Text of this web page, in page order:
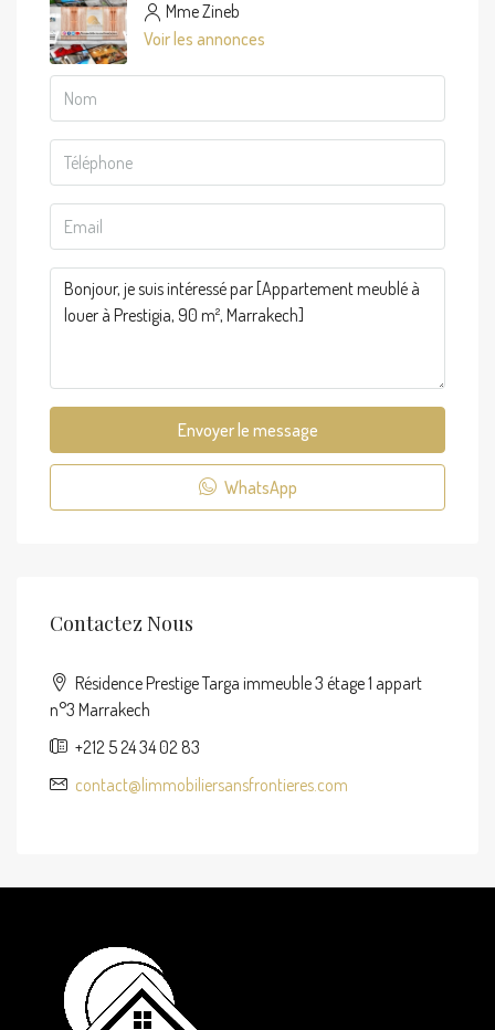
Mme Zineb
Voir les annonces
Envoyer le message
WhatsApp
Contactez Nous
Résidence Prestige Targa immeuble 3 étage 1 appart
n°3 Marrakech
+212 5 24 34 02 83
contact@limmobiliersansfrontieres.com